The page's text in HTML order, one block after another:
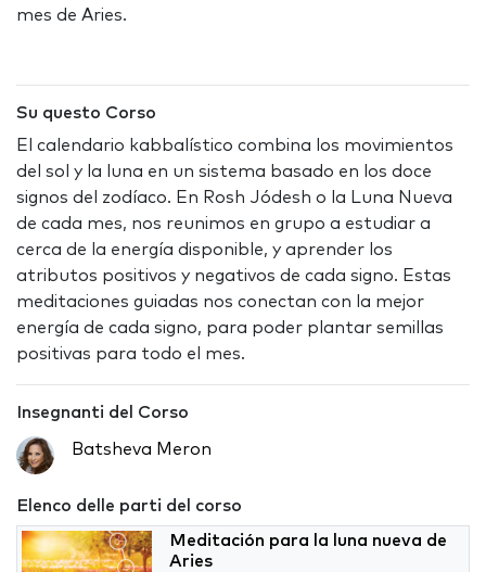
mes de Aries.
Su questo Corso
El calendario kabbalístico combina los movimientos
del sol y la luna en un sistema basado en los doce
signos del zodíaco. En Rosh Jódesh o la Luna Nueva
de cada mes, nos reunimos en grupo a estudiar a
cerca de la energía disponible, y aprender los
atributos positivos y negativos de cada signo. Estas
meditaciones guiadas nos conectan con la mejor
energía de cada signo, para poder plantar semillas
positivas para todo el mes.
Insegnanti del Corso
Batsheva Meron
Elenco delle parti del corso
Meditación para la luna nueva de
Aries